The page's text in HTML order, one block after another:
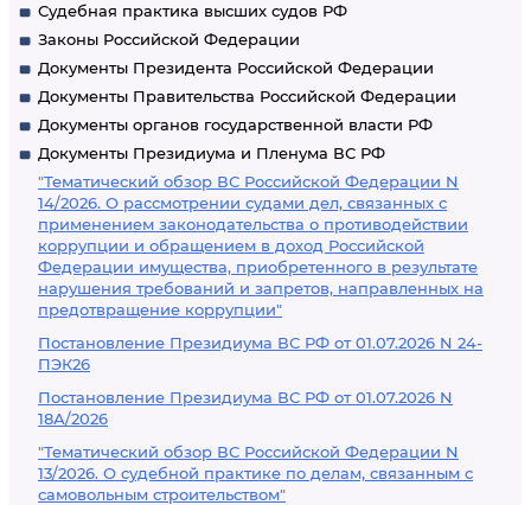
Судебная практика высших судов РФ
Законы Российской Федерации
Документы Президента Российской Федерации
Документы Правительства Российской Федерации
Документы органов государственной власти РФ
Документы Президиума и Пленума ВС РФ
"Тематический обзор ВС Российской Федерации N
14/2026. О рассмотрении судами дел, связанных с
применением законодательства о противодействии
коррупции и обращением в доход Российской
Федерации имущества, приобретенного в результате
нарушения требований и запретов, направленных на
предотвращение коррупции"
Постановление Президиума ВС РФ от 01.07.2026 N 24-
ПЭК26
Постановление Президиума ВС РФ от 01.07.2026 N
18А/2026
"Тематический обзор ВС Российской Федерации N
13/2026. О судебной практике по делам, связанным с
самовольным строительством"